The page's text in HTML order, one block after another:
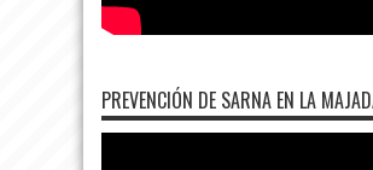
PREVENCIÓN DE SARNA EN LA